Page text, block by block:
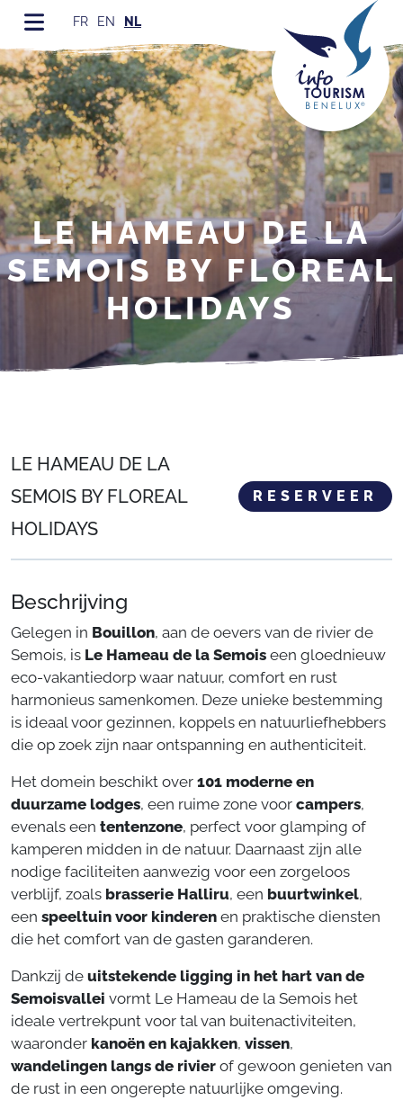
FR EN NL
LE HAMEAU DE LA
SEMOIS BY FLOREAL
HOLIDAYS
LE HAMEAU DE LA
SEMOIS BY FLOREAL
HOLIDAYS
RESERVEER
Beschrijving
Gelegen in Bouillon, aan de oevers van de rivier de
Semois, is Le Hameau de la Semois een gloednieuw
eco-vakantiedorp waar natuur, comfort en rust
harmonieus samenkomen. Deze unieke bestemming
is ideaal voor gezinnen, koppels en natuurliefhebbers
die op zoek zijn naar ontspanning en authenticiteit.
Het domein beschikt over 101 moderne en
duurzame lodges, een ruime zone voor campers,
evenals een tentenzone, perfect voor glamping of
kamperen midden in de natuur. Daarnaast zijn alle
nodige faciliteiten aanwezig voor een zorgeloos
verblijf, zoals brasserie Halliru, een buurtwinkel,
een speeltuin voor kinderen en praktische diensten
die het comfort van de gasten garanderen.
Dankzij de uitstekende ligging in het hart van de
Semoisvallei vormt Le Hameau de la Semois het
ideale vertrekpunt voor tal van buitenactiviteiten,
waaronder kanoën en kajakken, vissen,
wandelingen langs de rivier of gewoon genieten van
de rust in een ongerepte natuurlijke omgeving.